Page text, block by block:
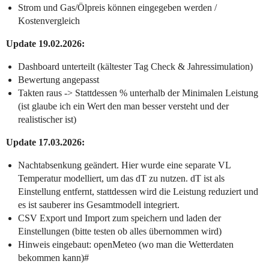
Strom und Gas/Ölpreis können eingegeben werden /
Kostenvergleich
Update 19.02.2026:
Dashboard unterteilt (kältester Tag Check & Jahressimulation)
Bewertung angepasst
Takten raus -> Stattdessen % unterhalb der Minimalen Leistung
(ist glaube ich ein Wert den man besser versteht und der
realistischer ist)
Update 17.03.2026:
Nachtabsenkung geändert. Hier wurde eine separate VL
Temperatur modelliert, um das dT zu nutzen. dT ist als
Einstellung entfernt, stattdessen wird die Leistung reduziert und
es ist sauberer ins Gesamtmodell integriert.
CSV Export und Import zum speichern und laden der
Einstellungen (bitte testen ob alles übernommen wird)
Hinweis eingebaut: openMeteo (wo man die Wetterdaten
bekommen kann)#